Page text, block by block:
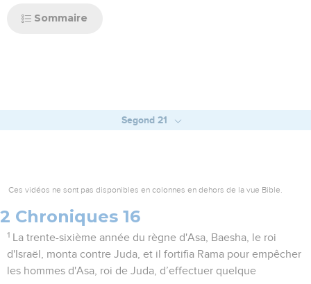
Sommaire
Segond 21
Ces vidéos ne sont pas disponibles en colonnes en dehors de la vue Bible.
2 Chroniques 16
1 La trente-sixième année du règne d'Asa, Baesha, le roi
d'Israël, monta contre Juda, et il fortifia Rama pour empêcher
les hommes d'Asa, roi de Juda, d’effectuer quelque